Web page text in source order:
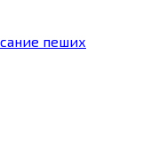
пеших